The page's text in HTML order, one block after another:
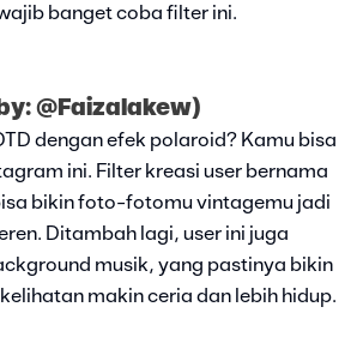
banget coba filter ini.
@Faizalakew)
dengan efek polaroid? Kamu bisa
ini. Filter kreasi user bernama
bikin foto-fotomu vintagemu jadi
Ditambah lagi, user ini juga
musik, yang pastinya bikin
makin ceria dan lebih hidup.